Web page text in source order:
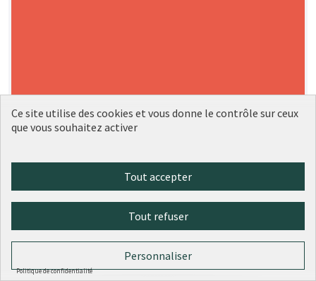
Ce site utilise des cookies et vous donne le contrôle sur ceux
que vous souhaitez activer
Tout accepter
Tout refuser
Personnaliser
Politique de confidentialité